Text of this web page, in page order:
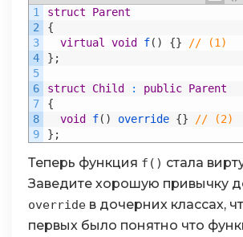
1
2
3
4
5
6
7
8
9
struct
Parent
{
virtual
void f( ) {}
// (1)
} ;
struct Child : public Parent
{
void
f( ) override {}
// (2)
} ;
Теперь функция f() стала
Заведите хорошую привычку
override в дочерних классах,
первых было понятно что